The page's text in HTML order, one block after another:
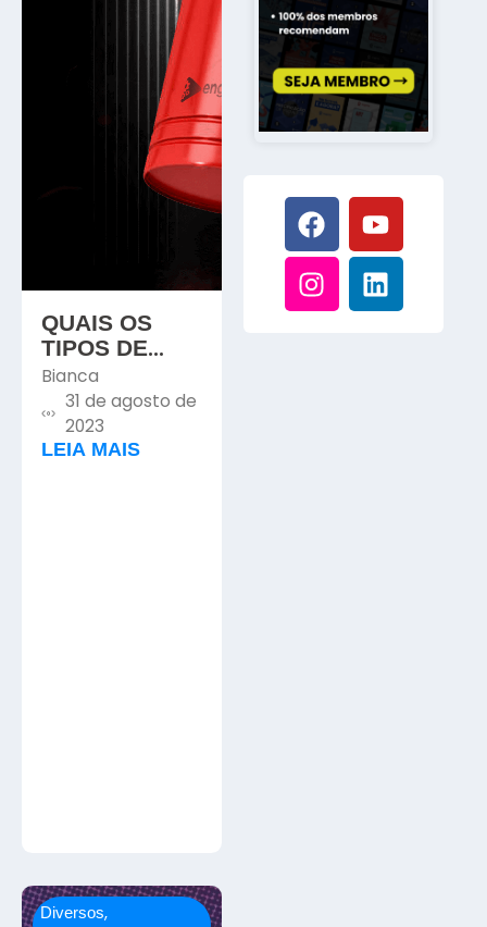
QUAIS OS
TIPOS DE
EXTINTORES
DE INCÊNDIO
[PSCIP]?
Bianca
31 de agosto de
2023
LEIA MAIS
Diversos,